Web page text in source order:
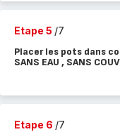
Etape 5 /7
Placer les pots dans
SANS EAU , SANS
Etape 6 /7